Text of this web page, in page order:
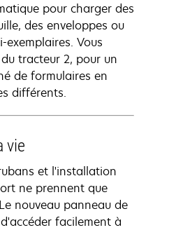
pour charger des
des enveloppes ou
Vous
tracteur 2, pour un
de formulaires en
différents.
vie
et l'installation
ne prennent que
nouveau panneau de
facilement à